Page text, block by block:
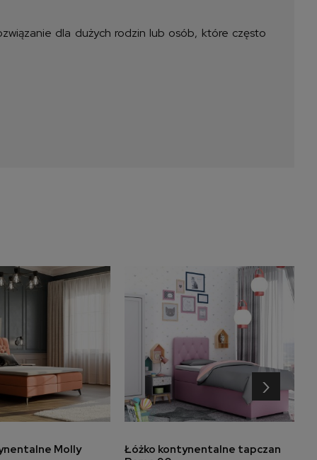
dla dużych rodzin lub osób, które często
Molly
Łóżko kontynentalne tapczan
›